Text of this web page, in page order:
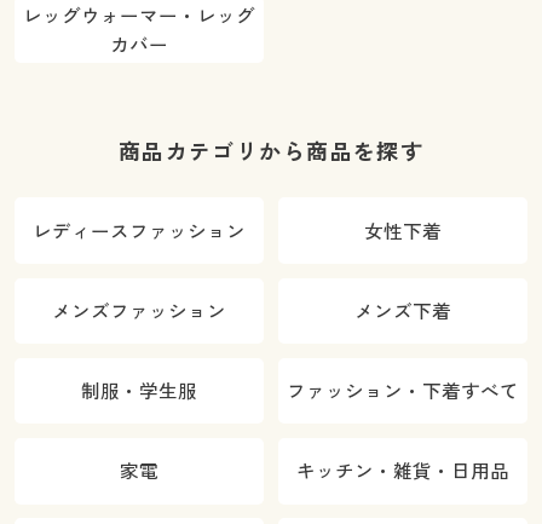
レッグウォーマー・レッグ
カバー
商品カテゴリから商品を探す
レディースファッション 女性下着
メンズファッション メンズ下着
制服・学生服 ファッション・下着すべて
家電 キッチン・雑貨・日用品